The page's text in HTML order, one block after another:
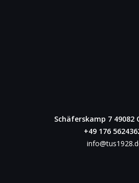
Schäferskamp 7 49082
+49 176